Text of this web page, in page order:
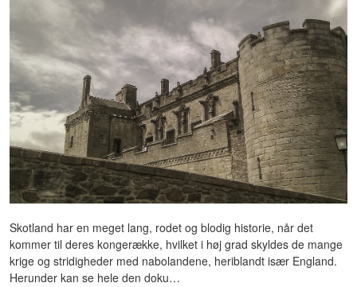
Skotland har en meget lang, rodet og blodig historie, når det
kommer til deres kongerække, hvilket i høj grad skyldes de mange
krige og stridigheder med nabolandene, heriblandt især England.
Herunder kan se hele den doku…